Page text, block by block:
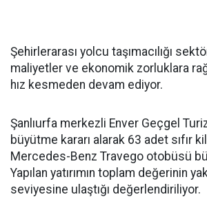
Şehirlerarası yolcu taşımacılığı
maliyetler ve ekonomik zorluklara
hız kesmeden devam ediyor.
Şanlıurfa merkezli Enver Geçgel
büyütme kararı alarak 63 adet sıfır
Mercedes-Benz Travego otobüsü
Yapılan yatırımın toplam değerinin
seviyesine ulaştığı değerlendiriliyor.